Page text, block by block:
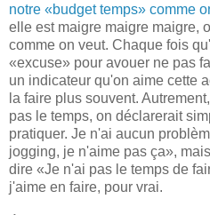
notre «budget temps» comme
elle est maigre maigre maigre,
comme on veut. Chaque fois
«excuse» pour avouer ne pas
un indicateur qu'on aime cette
la faire plus souvent.
pas le temps, on déclarerait
pratiquer. Je n'ai aucun
jogging, je n'aime pas ça»,
dire «Je n'ai pas le temps de
j'aime en faire, pour vrai.